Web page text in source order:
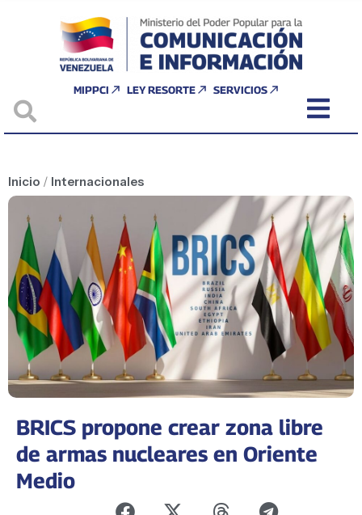
MIPPCI LEY RESORTE SERVICIOS
Inicio / Internacionales
BRICS propone crear zona libre
de armas nucleares en Oriente
Medio